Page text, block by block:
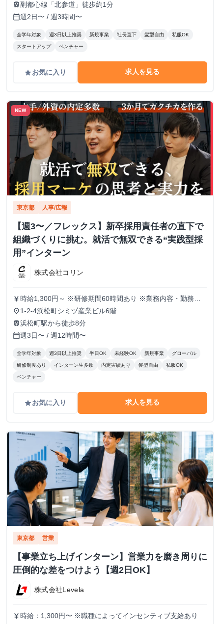
train副都心線「北参道」徒歩約1分
calendar_today週2日〜 / 週3時間〜
全学年対象 週3日以上推奨 新規事業 社長直下 髪型自由 私服OK
スタートアップ ベンチャー
gradeお気に入り 求人を見る
NEW
東京都 人事/広報
【週3〜／フレックス】新卒採用責任者の直下で
組織づくりに挑む。就活で無双できる“実践型採
用”インターン
株式会社コリン
currency_yen 時給1,300円～ ※研修期間60時間あり ※業務内容・勤務状
況により決定
place 1-2-4浜松町シミヅ産業ビル6階
train浜松町駅から徒歩8分
calendar_today週3日〜 / 週12時間〜
全学年対象 週3日以上推奨 半日OK 未経験OK 新規事業 グローバル
研修制度あり インターン生多数 内定実績あり 髪型自由 私服OK
ベンチャー
gradeお気に入り 求人を見る
東京都 営業
【事業立ち上げインターン】営業力を磨き周りに
圧倒的な差をつけよう【週2日OK】
株式会社Levela
currency_yen 時給：1,300円〜 ※職種によってインセンティブ支給あり